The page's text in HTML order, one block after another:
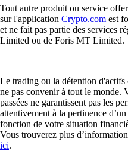
Tout autre produit ou service
sur l'application Crypto.com est
et ne fait pas partie des services
Limited ou de Foris MT Limited.
Le trading ou la détention d'actifs
ne pas convenir à tout le monde.
passées ne garantissent pas les
attentivement à la pertinence
fonction de votre situation
Vous trouverez plus
ici.